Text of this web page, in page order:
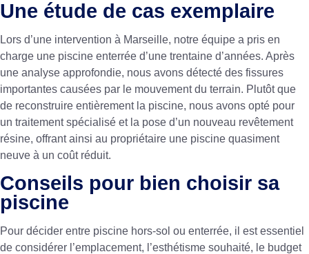
Une étude de cas exemplaire
Lors d’une intervention à Marseille, notre équipe a pris en
charge une piscine enterrée d’une trentaine d’années. Après
une analyse approfondie, nous avons détecté des fissures
importantes causées par le mouvement du terrain. Plutôt que
de reconstruire entièrement la piscine, nous avons opté pour
un traitement spécialisé et la pose d’un nouveau revêtement
résine, offrant ainsi au propriétaire une piscine quasiment
neuve à un coût réduit.
Conseils pour bien choisir sa
piscine
Pour décider entre piscine hors-sol ou enterrée, il est essentiel
de considérer l’emplacement, l’esthétisme souhaité, le budget